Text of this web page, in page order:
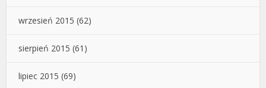
wrzesień 2015 (62)
sierpień 2015 (61)
lipiec 2015 (69)